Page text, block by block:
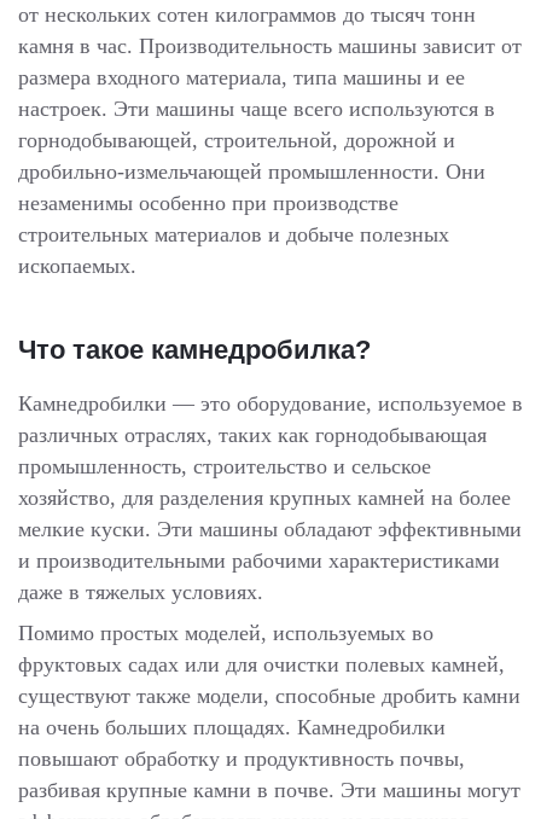
от нескольких сотен килограммов до тысяч тонн
камня в час. Производительность машины зависит от
размера входного материала, типа машины и ее
настроек. Эти машины чаще всего используются в
горнодобывающей, строительной, дорожной и
дробильно-измельчающей промышленности. Они
незаменимы особенно при производстве
строительных материалов и добыче полезных
ископаемых.
Что такое камнедробилка?
Камнедробилки — это оборудование, используемое в
различных отраслях, таких как горнодобывающая
промышленность, строительство и сельское
хозяйство, для разделения крупных камней на более
мелкие куски. Эти машины обладают эффективными
и производительными рабочими характеристиками
даже в тяжелых условиях.
Помимо простых моделей, используемых во
фруктовых садах или для очистки полевых камней,
существуют также модели, способные дробить камни
на очень больших площадях. Камнедробилки
повышают обработку и продуктивность почвы,
разбивая крупные камни в почве. Эти машины могут